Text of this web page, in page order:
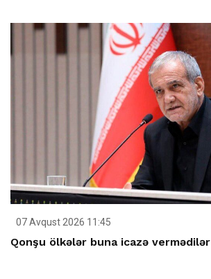
07 Avqust 2026 11:45
Qonşu ölkələr buna icazə vermədilər